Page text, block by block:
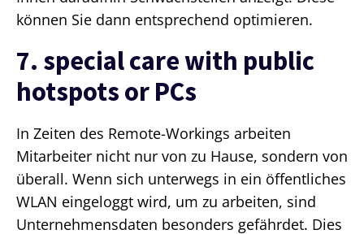
können Sie dann entsprechend optimieren.
7. special care with public
hotspots or PCs
In Zeiten des Remote-Workings arbeiten
Mitarbeiter nicht nur von zu Hause, sondern von
überall. Wenn sich unterwegs in ein öffentliches
WLAN eingeloggt wird, um zu arbeiten, sind
Unternehmensdaten besonders gefährdet. Dies